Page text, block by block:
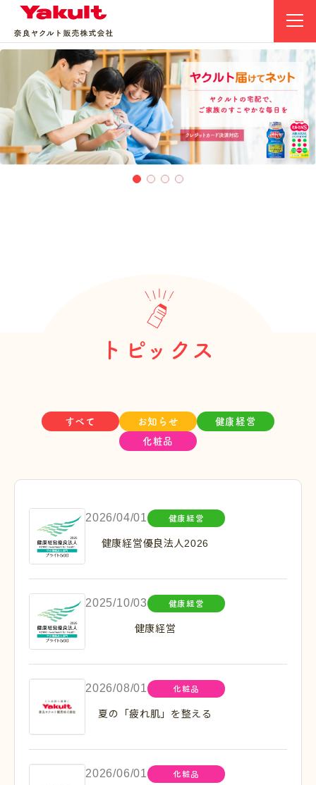
トピックス
すべて お知らせ
健康経営
化粧品
2026/04/01 健康経営
健康経営優良法人2026
2025/10/03 健康経営
健康経営
2026/08/01 化粧品
夏の「疲れ肌」を整える
2026/06/01 化粧品